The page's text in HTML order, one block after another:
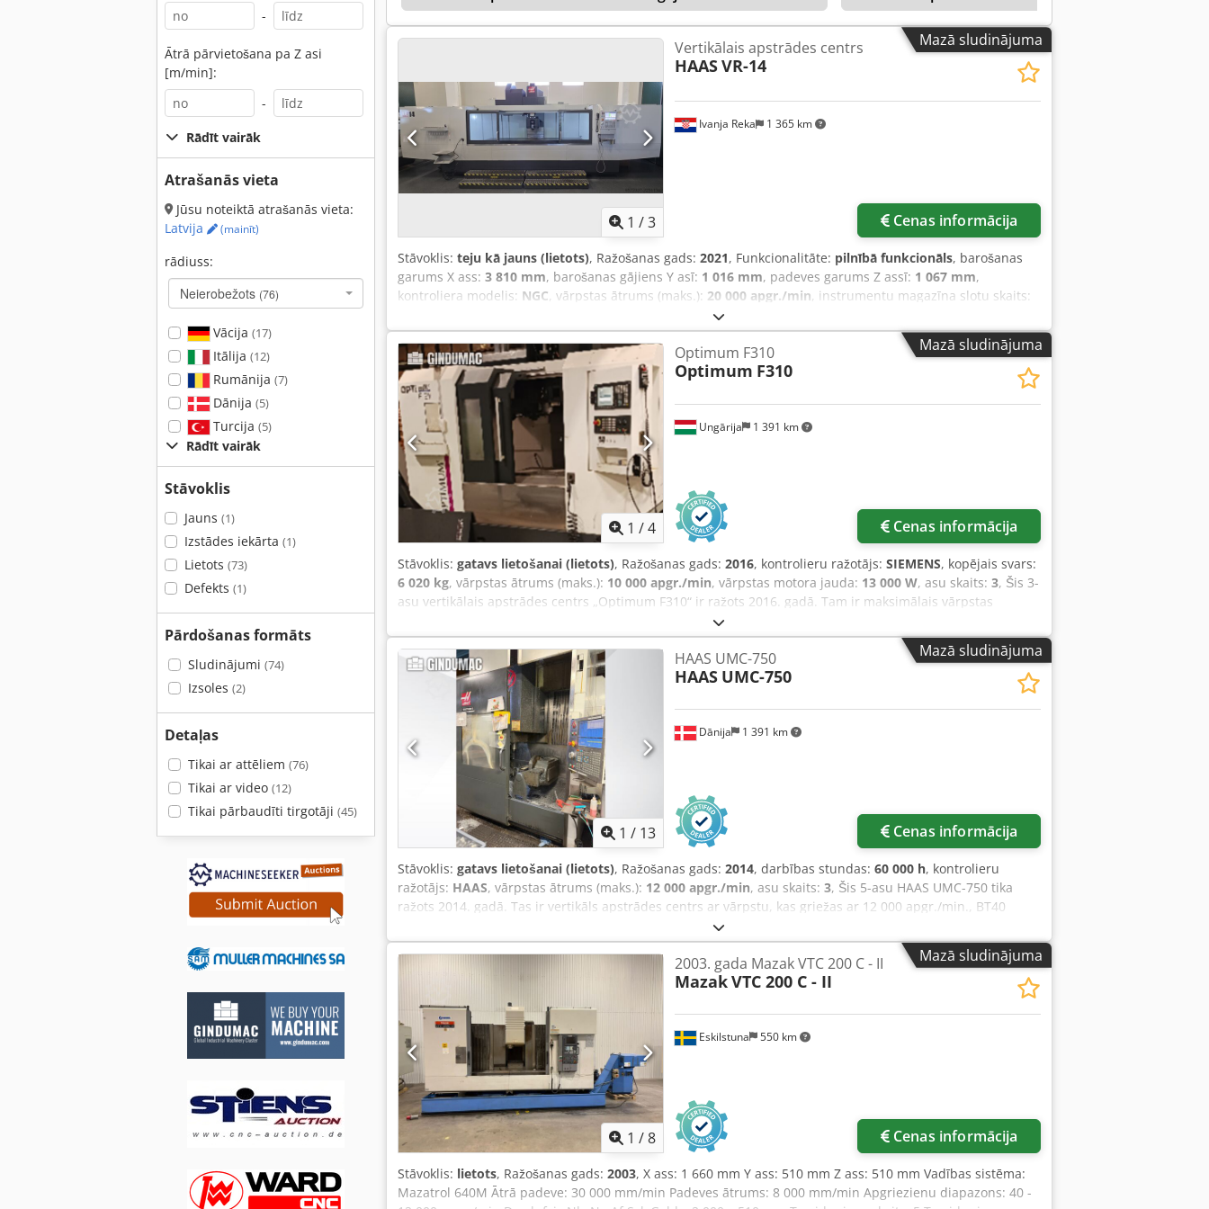
-
Ātrā pārvietošana pa Z asi
[m/min]:
-
Rādīt vairāk
Atrašanās vieta
Jūsu noteiktā atrašanās vieta:
Latvija
(mainīt)
rādiuss:
Neierobežots (76)
Vācija (17)
Itālija (12)
Rumānija (7)
Dānija (5)
Turcija (5)
Rādīt vairāk
Stāvoklis
Jauns (1)
Izstādes iekārta (1)
Lietots (73)
Defekts (1)
Pārdošanas formāts
Sludinājumi (74)
Izsoles (2)
Detaļas
Tikai ar attēliem (76)
Tikai ar video (12)
Tikai pārbaudīti tirgotāji (45)
Mazā sludinājuma
1 /3
Ivanja Reka 1 365 km
Vertikālais apstrādes centrs
HAASVR-14
Cenas informācija
Stāvoklis: teju kā jauns (lietots), Ražošanas gads: 2021, Funkcionalitāte: pilnībā funkcionāls, barošanas
garums X ass: 3 810 mm, barošanas gājiens Y asī: 1 016 mm, padeves garums Z assī: 1 067 mm,
kontroliera modelis: NGC, vārpstas ātrums (maks.): 20 000 apgr./min, instrumentu magazīna slotu skaits:
2-axis gimbaled spindle head
rokasgrāmata, skaidu konveijers, Divu asu frēzgalvas C ass rotācija ±245°, B ass slīpums ±120° 5 asu
sinhronā apstrāde Jauda bremzes asīm, nodrošina stingru 3+2 apstrādi HSK-A63 konusa savienojums
Ietver instrumenta centra punkta kontroli Djdpfx Afjzr U Drj Sock
Mazā sludinājuma
1 /4
Ungārija 1 391 km
Optimum F310
Optimum F310
Cenas informācija
Stāvoklis: gatavs lietošanai (lietots), Ražošanas gads: 2016, kontrolieru ražotājs: SIEMENS, kopējais svars:
6 020 kg, vārpstas ātrums (maks.): 10 000 apgr./min, vārpstas motora jauda: 13 000 W, asu skaits: 3, Šis 3-
asu vertikālais apstrādes centrs „Optimum F310“ ir ražots 2016. gadā. Tam ir maksimālais vārpstas
apgriezienu skaits 10 000 apgr./min. un vārpstas motora jauda 13 kW. Mašīna ir aprīkota ar CNC vadītu
sadalīšanas galvu ar 2 rotācijas asīm, kas nekad nav bijusi lietošanā. Ja vēlaties iegūt augstas kvalitātes
apstrādes iespējas, apsveriet iespēju iegādāties mūsu piedāvāto Optimum F310 mašīnu. Sazinieties ar
mums, lai uzzinātu vairāk. • Kopējā pieslēgtā jauda: 25 kW • Elektropiegāde: 400 V / 50 Hz • Vārpstas
stāvoklis: Remontēta; vāks nav atkārtoti uzstādīts • Mašīnas stāvoklis: pieslēgta strāvai Papildu aprīkojums
• CNC vadāma sadalošā galva (rotācijas galds) ar 2 rotācijas asīm; nekad nav lietota Dedpfozl Edvsx Af Seck
Mazā sludinājuma
1 / 13
Dānija 1 391 km
HAAS UMC-750
HAAS UMC-750
Cenas informācija
Stāvoklis: gatavs lietošanai (lietots), Ražošanas gads: 2014, darbības stundas: 60 000 h, kontrolieru
ražotājs: HAAS, vārpstas ātrums (maks.): 12 000 apgr./min, asu skaits: 3, Šis 5-asu HAAS UMC-750 tika
ražots 2014. gadā. Tas ir vertikāls apstrādes centrs ar vārpstu, kas griežas ar 12 000 apgr./min., BT40
instrumentu savienojumu un 40 instrumentu turētāju ietilpību. Papildu priekšrocības ietver dzesēšanas
šķidruma padevi caur vārpstu, zondi, instrumentu iestatīšanas ierīci un ātrgaitas apstrādes iespējas.
Apsveriet iespēju iegādāties šo vertikālo apstrādes centru HAAS UMC-750. Sazinieties ar mums, lai
saņemtu vairāk informācijas par šo mašīnu. • Dzesēšanas šķidruma padeve caur vārpstu (ūdens un gaiss),
21 bar • Ātrgaitas apstrādes opcija • ATC ietilpība: 40 instrumenti • Detaļas zonde • Instrumentu iestatītājs
• Paredzēts sānu automatizācijai (PP) Technical Specification Taper Size BT 40 Dcodpfx Ajx Ixh Njf Sok
Mazā sludinājuma
1 /8
Eskilstuna 550 km
2003. gada Mazak VTC 200 C - II
MazakVTC 200 C - II
Cenas informācija
Stāvoklis: lietots, Ražošanas gads: 2003, X ass: 1 660 mm Y ass: 510 mm Z ass: 510 mm Vadības sistēma:
Mazatrol 640M Ātrā padeve: 30 000 mm/min Padeves ātrums: 8 000 mm/min Apgriezienu diapazons: 40 -